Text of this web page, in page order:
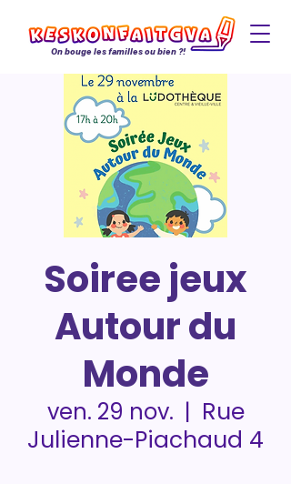
On bouge les familles ou bien ?!
Soiree jeux
Autour du
Monde
ven. 29 nov.
  |
Rue
Julienne-Piachaud 4